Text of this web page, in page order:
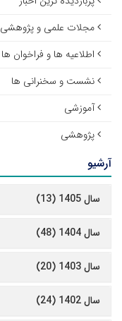
مجلات علمی و پژوهشی
اطلاعیه ها و فراخوان ها
نشست و سخنرانی ها
آموزشی
پژوهشی
آرشیو
سال 1405 (13)
سال 1404 (48)
سال 1403 (20)
سال 1402 (24)